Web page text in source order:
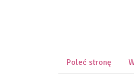
Poleć stronę